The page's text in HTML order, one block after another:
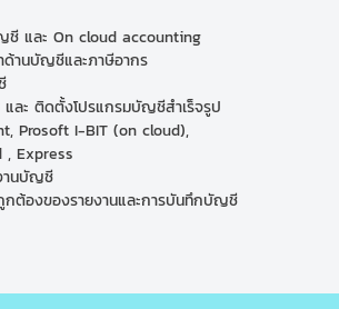
ของเรา บริก
accounting บริการจ
ชีและภาษีอากร บริ
สอบบัญชี Visa &
รแกรมบัญชีสำเร็จรูป แป
I-BIT (on cloud),
ชี
นและการบันทึกบัญชี